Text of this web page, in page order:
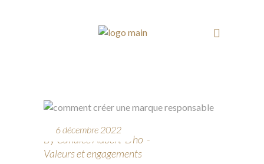
6 décembre 2022
By Candice Aubert-Dho
Valeurs et engagements